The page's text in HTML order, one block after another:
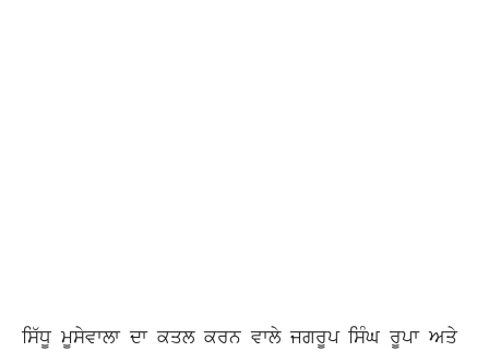
ਸਿੱਧੂ ਮੂਸੇਵਾਲਾ ਦਾ ਕਤਲ ਕਰਨ ਵਾਲੇ ਜਗਰੂਪ ਸਿੰਘ ਰੂਪਾ ਅਤੇ